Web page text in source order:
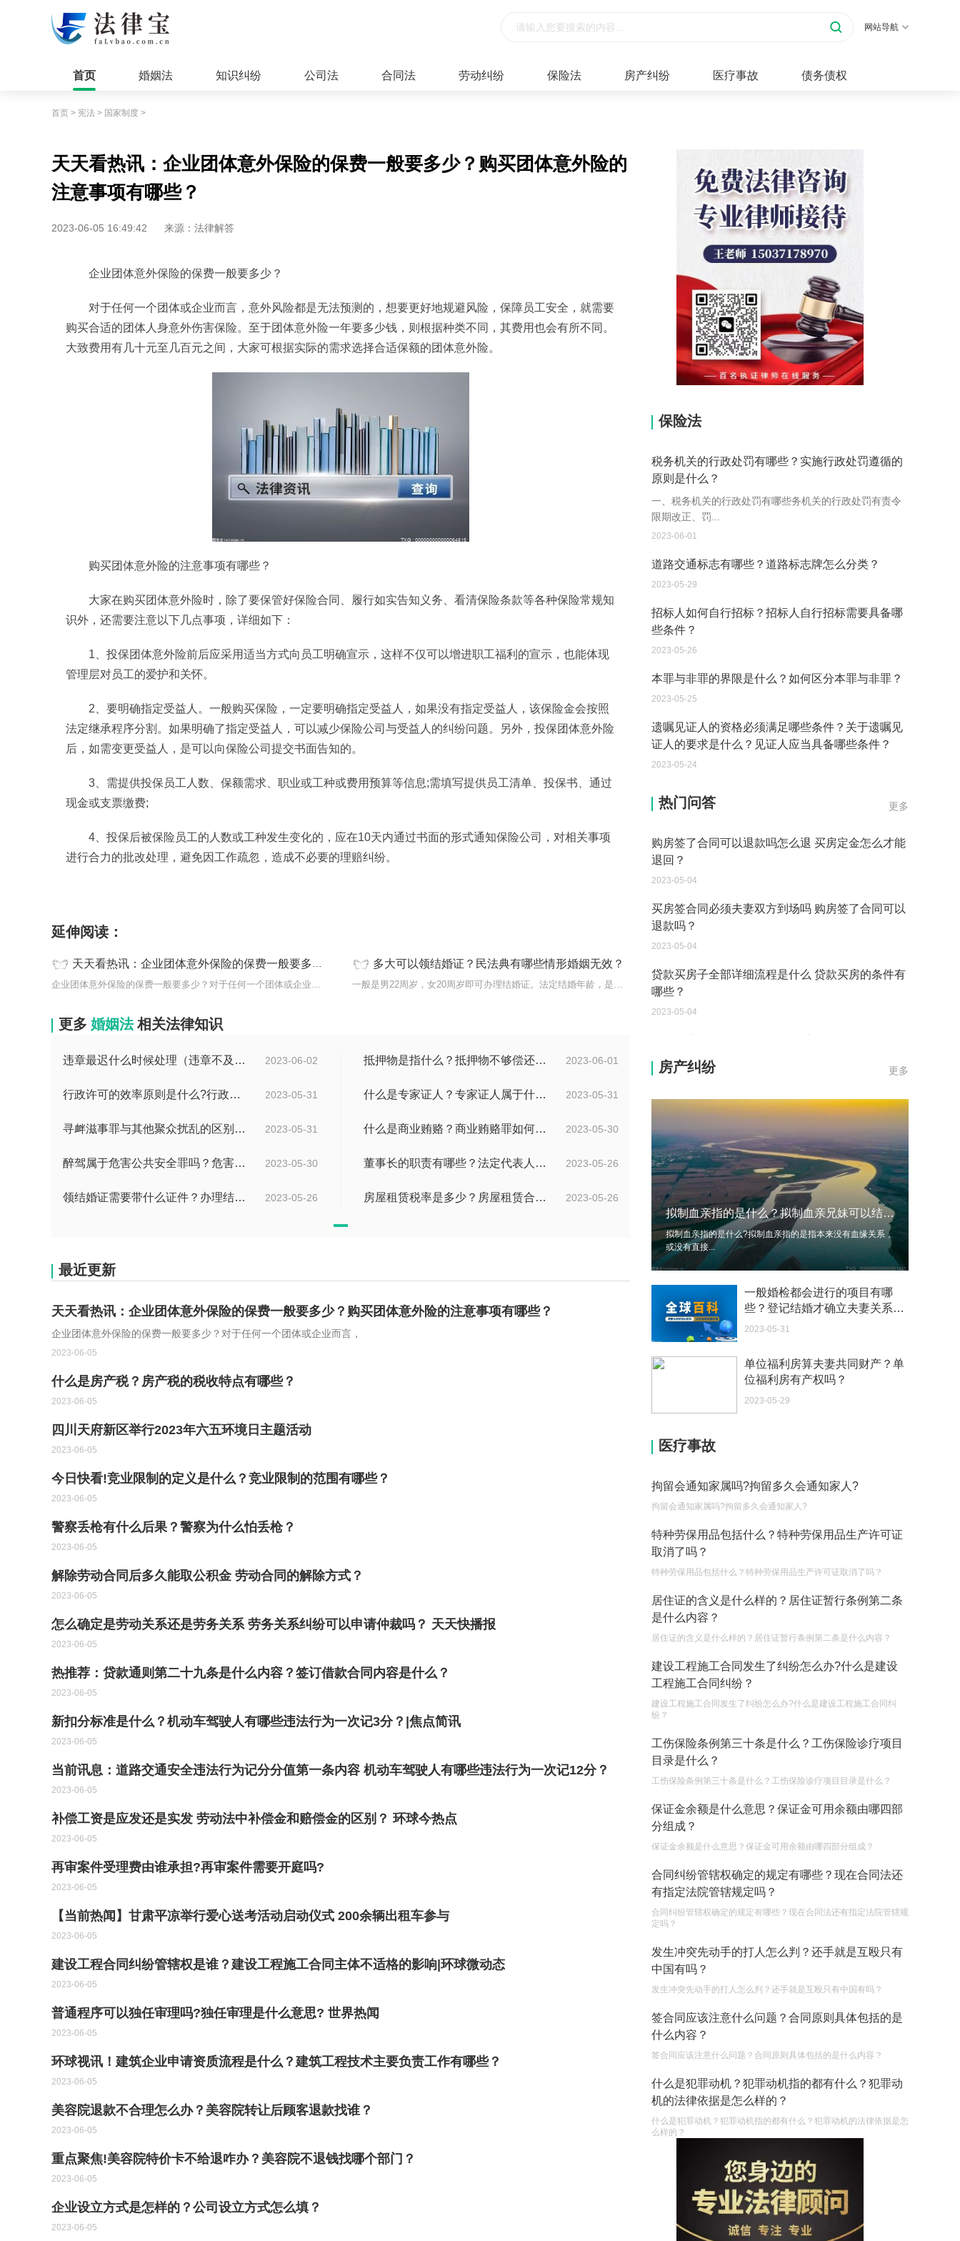
网站导航
首页 婚姻法 知识纠纷 公司法 合同法 劳动纠纷 保险法 房产纠纷 医疗事故 债务债权
首页 > 宪法 > 国家制度 >
天天看热讯：企业团体意外保险的保费一般要多少？购买团体意外险的
注意事项有哪些？
2023-06-05 16:49:42 来源：法律解答
企业团体意外保险的保费一般要多少？
对于任何一个团体或企业而言，意外风险都是无法预测的，想要更好地规避风险，保障员工安全，就需要
购买合适的团体人身意外伤害保险。至于团体意外险一年要多少钱，则根据种类不同，其费用也会有所不同。
大致费用有几十元至几百元之间，大家可根据实际的需求选择合适保额的团体意外险。
购买团体意外险的注意事项有哪些？
大家在购买团体意外险时，除了要保管好保险合同、履行如实告知义务、看清保险条款等各种保险常规知
识外，还需要注意以下几点事项，详细如下：
1、投保团体意外险前后应采用适当方式向员工明确宣示，这样不仅可以增进职工福利的宣示，也能体现
管理层对员工的爱护和关怀。
2、要明确指定受益人。一般购买保险，一定要明确指定受益人，如果没有指定受益人，该保险金会按照
法定继承程序分割。如果明确了指定受益人，可以减少保险公司与受益人的纠纷问题。另外，投保团体意外险
后，如需变更受益人，是可以向保险公司提交书面告知的。
3、需提供投保员工人数、保额需求、职业或工种或费用预算等信息;需填写提供员工清单、投保书、通过
现金或支票缴费;
4、投保后被保险员工的人数或工种发生变化的，应在10天内通过书面的形式通知保险公司，对相关事项
进行合力的批改处理，避免因工作疏忽，造成不必要的理赔纠纷。
延伸阅读：
天天看热讯：企业团体意外保险的保费一般要多少？购买团体意外险的注意事项有哪些？
企业团体意外保险的保费一般要多少？对于任何一个团体或企业而言，
多大可以领结婚证？民法典有哪些情形婚姻无效？
一般是男22周岁，女20周岁即可办理结婚证。法定结婚年龄，是指法律...
更多 婚姻法 相关法律知识
2023-06-02
违章最迟什么时候处理（违章不及时处理什么时候产生滞纳金） 2023-06-01
抵押物是指什么？抵押物不够偿还债务怎么办？
2023-05-31
行政许可的效率原则是什么?行政效率原则主要有哪三项要求？ 2023-05-31
什么是专家证人？专家证人属于什么证据？
2023-05-31
寻衅滋事罪与其他聚众扰乱的区别是什么？寻衅滋事罪的司法认定是什么？ 2023-05-30
什么是商业贿赂？商业贿赂罪如何定罪呢？商业贿赂罪的构成要件是什么呢？
2023-05-30
醉驾属于危害公共安全罪吗？危害公共安全有哪些法律后果？ 2023-05-26
董事长的职责有哪些？法定代表人可以由董事长担任吗？
2023-05-26
领结婚证需要带什么证件？办理结婚登记时需要提供的证件和相关材料包括哪些内容？ 2023-05-26
房屋租赁税率是多少？房屋租赁合同注意事项有哪些？
最近更新
天天看热讯：企业团体意外保险的保费一般要多少？购买团体意外险的注意事项有哪些？
企业团体意外保险的保费一般要多少？对于任何一个团体或企业而言，
2023-06-05
什么是房产税？房产税的税收特点有哪些？
2023-06-05
四川天府新区举行2023年六五环境日主题活动
2023-06-05
今日快看!竞业限制的定义是什么？竞业限制的范围有哪些？
2023-06-05
警察丢枪有什么后果？警察为什么怕丢枪？
2023-06-05
解除劳动合同后多久能取公积金 劳动合同的解除方式？
2023-06-05
怎么确定是劳动关系还是劳务关系 劳务关系纠纷可以申请仲裁吗？ 天天快播报
2023-06-05
热推荐：贷款通则第二十九条是什么内容？签订借款合同内容是什么？
2023-06-05
新扣分标准是什么？机动车驾驶人有哪些违法行为一次记3分？|焦点简讯
2023-06-05
当前讯息：道路交通安全违法行为记分分值第一条内容 机动车驾驶人有哪些违法行为一次记12分？
2023-06-05
补偿工资是应发还是实发 劳动法中补偿金和赔偿金的区别？ 环球今热点
2023-06-05
再审案件受理费由谁承担?再审案件需要开庭吗?
2023-06-05
【当前热闻】甘肃平凉举行爱心送考活动启动仪式 200余辆出租车参与
2023-06-05
建设工程合同纠纷管辖权是谁？建设工程施工合同主体不适格的影响|环球微动态
2023-06-05
普通程序可以独任审理吗?独任审理是什么意思? 世界热闻
2023-06-05
环球视讯！建筑企业申请资质流程是什么？建筑工程技术主要负责工作有哪些？
2023-06-05
美容院退款不合理怎么办？美容院转让后顾客退款找谁？
2023-06-05
重点聚焦!美容院特价卡不给退咋办？美容院不退钱找哪个部门？
2023-06-05
企业设立方式是怎样的？公司设立方式怎么填？
2023-06-05
保险法
税务机关的行政处罚有哪些？实施行政处罚遵循的
原则是什么？
一、税务机关的行政处罚有哪些务机关的行政处罚有责令
限期改正、罚...
2023-06-01
道路交通标志有哪些？道路标志牌怎么分类？
2023-05-29
招标人如何自行招标？招标人自行招标需要具备哪
些条件？
2023-05-26
本罪与非罪的界限是什么？如何区分本罪与非罪？
2023-05-25
遗嘱见证人的资格必须满足哪些条件？关于遗嘱见
证人的要求是什么？见证人应当具备哪些条件？
2023-05-24
更多
热门问答
么才能退回方法有哪些？
购房签了合同可以退款吗怎么退 买房定金怎么才能
退回？
2023-05-04
买房签合同必须夫妻双方到场吗 购房签了合同可以
退款吗？
2023-05-04
贷款买房子全部详细流程是什么 贷款买房的条件有
哪些？
2023-05-04
账？
2023-05-04
买房还不上贷款可以退房吗现在 贷款买房的条件有
2023-05-04
贷款买房的程序是什么 贷款买房的条件有哪些？
2023-05-04
买房还不上贷款可以退房吗 贷款买房的程序是什
么？
2023-05-04
个体营业执照注销要交税吗 营业执照下来的当月就
要申报纳税吗？
2023-05-04
滞纳金吗？
税务滞纳金一般是怎么计算 个人所得税有滞纳金
2023-05-04
税款滞纳金所得税可以扣除吗 税务滞纳金如何计
算？
小微企业需要缴纳哪些税费 如何申请小额贷款？
2023-05-04
不还贷款房子会被拍卖吗现在 房屋贷款还不起的诉
讼时效是多长时间？
2023-05-04
房屋有贷款可以出卖吗条件有哪些 房屋贷款还不起
的诉讼时效是多久？
2023-05-04
2023-05-04
更多
房产纠纷
拟制血亲指的是什么？拟制血亲兄妹可以结婚吗？
拟制血亲指的是什么?拟制血亲指的是指本来没有血缘关系，
或没有直接...
一般婚检都会进行的项目有哪
些？登记结婚才确立夫妻关系
吗？
2023-05-31
单位福利房算夫妻共同财产？单
位福利房有产权吗？
2023-05-29
医疗事故
拘留会通知家属吗?拘留多久会通知家人?
拘留会通知家属吗?拘留多久会通知家人?
特种劳保用品包括什么？特种劳保用品生产许可证
取消了吗？
特种劳保用品包括什么？特种劳保用品生产许可证取消了吗？
居住证的含义是什么样的？居住证暂行条例第二条
是什么内容？
居住证的含义是什么样的？居住证暂行条例第二条是什么内容？
建设工程施工合同发生了纠纷怎么办?什么是建设
工程施工合同纠纷？
建设工程施工合同发生了纠纷怎么办?什么是建设工程施工合同纠
纷？
工伤保险条例第三十条是什么？工伤保险诊疗项目
目录是什么？
工伤保险条例第三十条是什么？工伤保险诊疗项目目录是什么？
保证金余额是什么意思？保证金可用余额由哪四部
分组成？
保证金余额是什么意思？保证金可用余额由哪四部分组成？
合同纠纷管辖权确定的规定有哪些？现在合同法还
有指定法院管辖规定吗？
合同纠纷管辖权确定的规定有哪些？现在合同法还有指定法院管辖规
定吗？
发生冲突先动手的打人怎么判？还手就是互殴只有
中国有吗？
发生冲突先动手的打人怎么判？还手就是互殴只有中国有吗？
签合同应该注意什么问题？合同原则具体包括的是
什么内容？
签合同应该注意什么问题？合同原则具体包括的是什么内容？
什么是犯罪动机？犯罪动机指的都有什么？犯罪动
机的法律依据是怎么样的？
什么是犯罪动机？犯罪动机指的都有什么？犯罪动机的法律依据是怎
么样的？